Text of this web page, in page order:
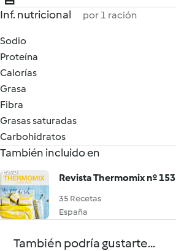
Inf. nutricional por 1 ración
Sodio
Proteína
Calorías
Grasa
Fibra
Grasas saturadas
Carbohidratos
También incluido en
Revista Thermomix nº 153
35 Recetas
España
También podría gustarte...